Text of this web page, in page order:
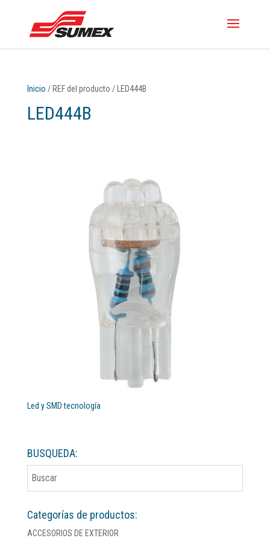
Inicio / REF del producto / LED444B
LED444B
Led y SMD tecnología
BUSQUEDA:
Categorías de productos:
ACCESORIOS DE EXTERIOR